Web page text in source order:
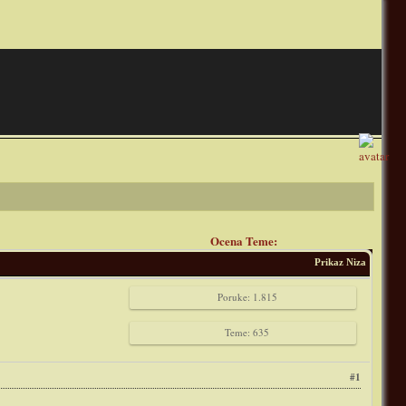
Ocena Teme:
Prikaz Niza
Poruke: 1.815
Teme: 635
#1